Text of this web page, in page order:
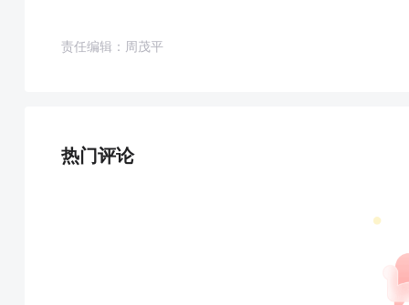
责任编辑：周茂平
热门评论